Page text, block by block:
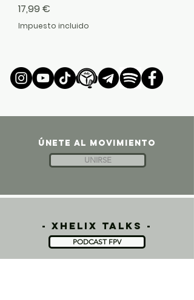
Precio
17,99 €
Impuesto incluido
ÚNETE AL MOVIMIENTO
UNIRSE
- xhelix talks -
PODCAST FPV